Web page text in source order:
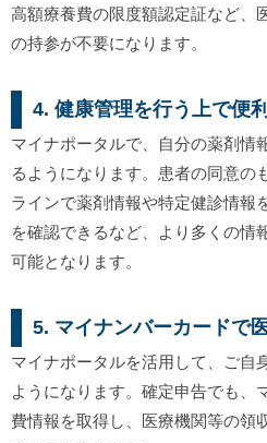
高額療養費の限度額認定証など、
の持参が不要になります。
4. 健康管理を行う上で便
マイナポータルで、自分の薬剤情
るようになります。患者の同意の
ラインで薬剤情報や特定健診情報
を確認できるなど、より多くの情
可能となります。
5. マイナンバーカードで
マイナポータルを活用して、ご自
ようになります。確定申告でも、
費情報を取得し、医療機関等の領